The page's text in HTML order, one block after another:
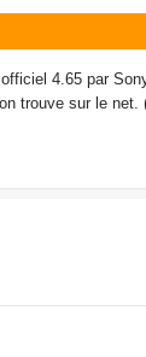
4.65 par
trouve sur le